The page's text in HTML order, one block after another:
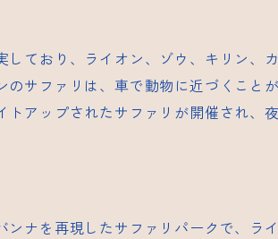
ており、ライオン、ゾウ、キリン、
サファリは、車で動物に近づくこと
トアップされたサファリが開催され、
ナを再現したサファリパークで、ラ